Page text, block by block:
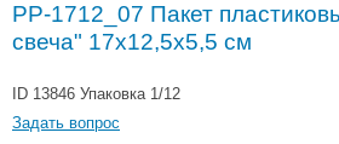
PP-1712_07 Пакет
свеча" 17x12,5x5,5 см
ID 13846 Упаковка 1/12
Задать вопрос